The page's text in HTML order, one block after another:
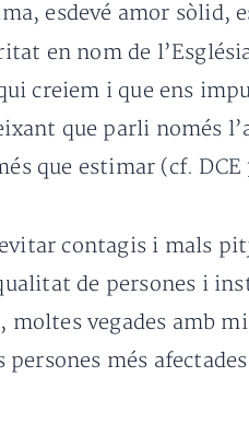
esdevé amor sòlid,
en nom de
creiem i que ens
que parli només
que estimar (cf. DCE
contagis i mals
de persones i
vegades amb
més